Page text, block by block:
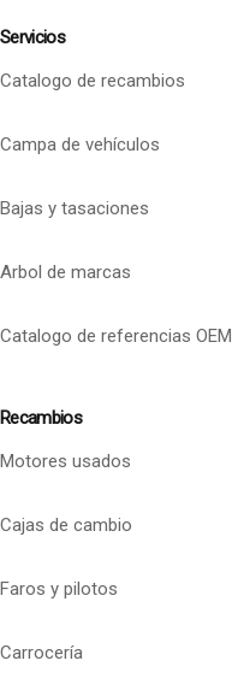
Servicios
Catalogo de recambios
Campa de vehículos
Bajas y tasaciones
Arbol de marcas
Catalogo de referencias OEM
Recambios
Motores usados
Cajas de cambio
Faros y pilotos
Carrocería